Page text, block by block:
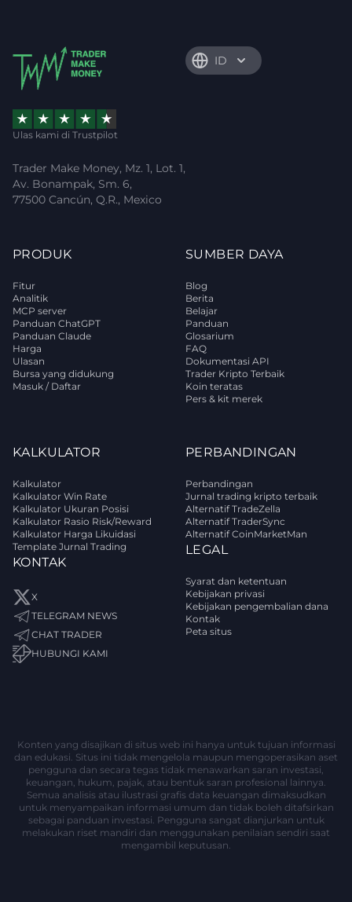
ID
Ulas kami di Trustpilot
Trader Make Money, Mz. 1, Lot. 1,
Av. Bonampak, Sm. 6,
77500 Cancún, Q.R., Mexico
PRODUK
Fitur
Analitik
MCP server
Panduan ChatGPT
Panduan Claude
Harga
Ulasan
Bursa yang didukung
Masuk / Daftar
SUMBER DAYA
Blog
Berita
Belajar
Panduan
Glosarium
FAQ
Dokumentasi API
Trader Kripto Terbaik
Koin teratas
Pers & kit merek
KALKULATOR
Kalkulator
Kalkulator Win Rate
Kalkulator Ukuran Posisi
Kalkulator Rasio Risk/Reward
Kalkulator Harga Likuidasi
Template Jurnal Trading
KONTAK
X
TELEGRAM NEWS
CHAT TRADER
HUBUNGI KAMI
PERBANDINGAN
Perbandingan
Jurnal trading kripto terbaik
Alternatif TradeZella
Alternatif TraderSync
Alternatif CoinMarketMan
LEGAL
Syarat dan ketentuan
Kebijakan privasi
Kebijakan pengembalian dana
Kontak
Peta situs
Konten yang disajikan di situs web ini hanya untuk tujuan informasi
dan edukasi. Situs ini tidak mengelola maupun mengoperasikan aset
pengguna dan secara tegas tidak menawarkan saran investasi,
keuangan, hukum, pajak, atau bentuk saran profesional lainnya.
Semua analisis atau ilustrasi grafis data keuangan dimaksudkan
untuk menyampaikan informasi umum dan tidak boleh ditafsirkan
sebagai panduan investasi. Pengguna sangat dianjurkan untuk
melakukan riset mandiri dan menggunakan penilaian sendiri saat
mengambil keputusan.